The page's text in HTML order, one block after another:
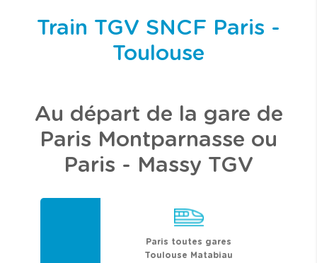
Train TGV SNCF Paris -
Toulouse
Au départ de la gare de
Paris Montparnasse ou
Paris - Massy TGV
Paris toutes gares
Toulouse Matabiau